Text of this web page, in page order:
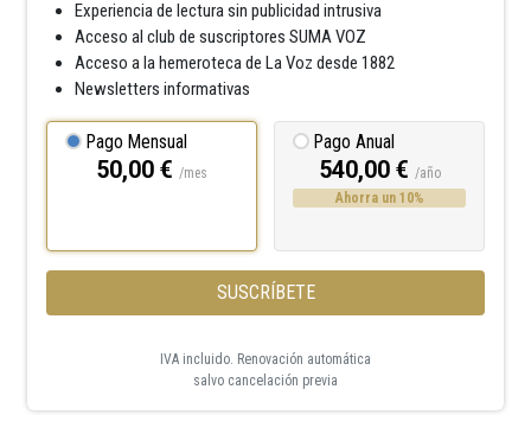
Experiencia de lectura sin publicidad intrusiva
Acceso al club de suscriptores SUMA VOZ
Acceso a la hemeroteca de La Voz desde 1882
Newsletters informativas
Pago Mensual
50,00 € /mes
Pago Anual
540,00 € /año
Ahorra un 10%
SUSCRÍBETE
IVA incluido. Renovación automática
salvo cancelación previa